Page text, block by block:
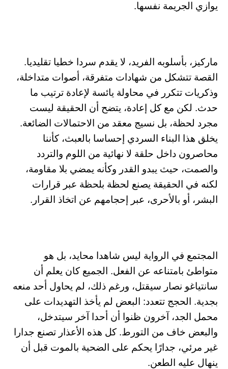
يوازي الجريمة نفسها.
ماركيز، بأسلوبه الفريد، لا يقدم سردا خطيا تقليديا.
القصة تتشكل من شهادات متفرقة، أصوات متداخلة،
وذكريات تتكرر في محاولة يائسة لإعادة ترتيب ما
حدث. لكن مع كل إعادة، يتضح أن الحقيقة ليست
مجرد لحظة، بل نسيج معقد من الاحتمالات الضائعة.
يخلق هذا البناء السردي إحساسا بالعبث، كأننا
محاصرون داخل حلقة لا نهائية من اللوم والتردد
والصمت، حيث يبدو القدر وكأنه يمضي بلا مقاومة،
لكنه في الحقيقة يصنع لحظة بلحظة عبر قرارات
البشر، أو بالأحرى، عبر إحجامهم عن اتخاذ القرار.
المجتمع في الرواية ليس شاهدا محايد، بل هو
متواطئ بامتناعه عن الفعل. الجميع كان يعلم أن
سانتياغو نصار سيقتل، ورغم ذلك، لم يحاول أحد منعه
بجدية. الحجج تتعدد: البعض لم يأخذ التهديدات على
محمل الجد، آخرون ظنوا أن أحدا آخر سيتدخل،
والبعض خاف من التورط. كل هذه الأعذار تصنع جدارا
غير مرئي، جدارًا يحكم على الضحية بالموت قبل أن
ينهال عليه الطعن.